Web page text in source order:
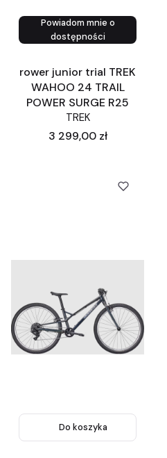
Powiadom mnie o
dostępności
rower junior trial TREK
WAHOO 24 TRAIL
POWER SURGE R25
TREK
Cena
3 299,00 zł
Do koszyka